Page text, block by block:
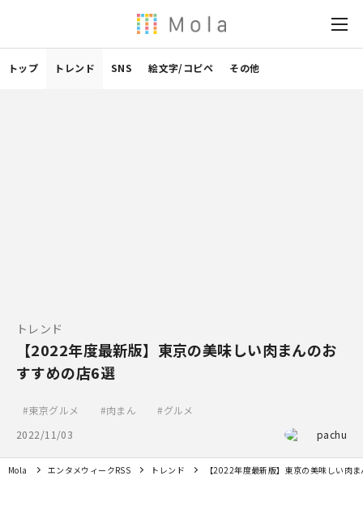
トップ トレンド SNS 絵文字/コピペ その他
トレンド
【2022年度最新版】東京の美味しい肉まんのお
すすめの店6選
東京グルメ 肉まん
グルメ
2022/11/03
pachu
Mola エンタメウィークRSS トレンド 【2022年度最新版】東京の美味しい肉